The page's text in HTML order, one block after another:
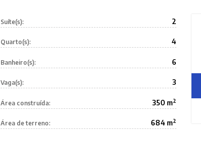
Suíte(s): 2
Quarto(s): 4
Banheiro(s): 6
Vaga(s): 3
Área construída: 350 m2
Área de terreno: 684 m2